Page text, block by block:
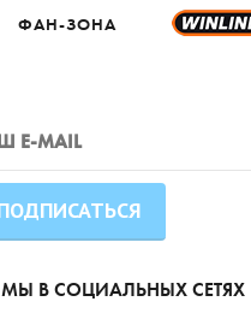
ФАН-ЗОНА
МЫ В СОЦИАЛЬНЫХ СЕТЯХ